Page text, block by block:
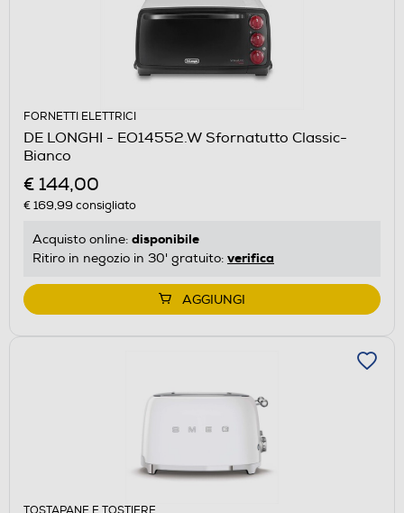
FORNETTI ELETTRICI
DE LONGHI - EO14552.W Sfornatutto Classic-
Bianco
€ 144,00
€ 169,99 consigliato
Acquisto online: disponibile
Ritiro in negozio in 30' gratuito: verifica
AGGIUNGI